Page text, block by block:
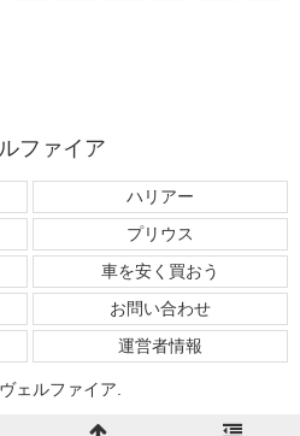
ファイア
ハリアー
プリウス
車を安く買おう
お問い合わせ
運営者情報
ェルファイア.